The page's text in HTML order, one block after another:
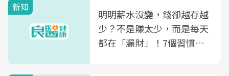
新知
明明薪水沒變，錢卻越存越
少？不是賺太少，而是每天
都在「漏財」！7個習慣一